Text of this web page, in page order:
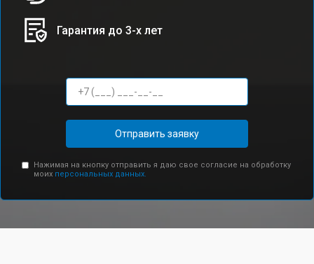
Гарантия до 3-х лет
Отправить заявку
Нажимая на кнопку отправить я даю свое согласие на обработку
моих персональных данных.